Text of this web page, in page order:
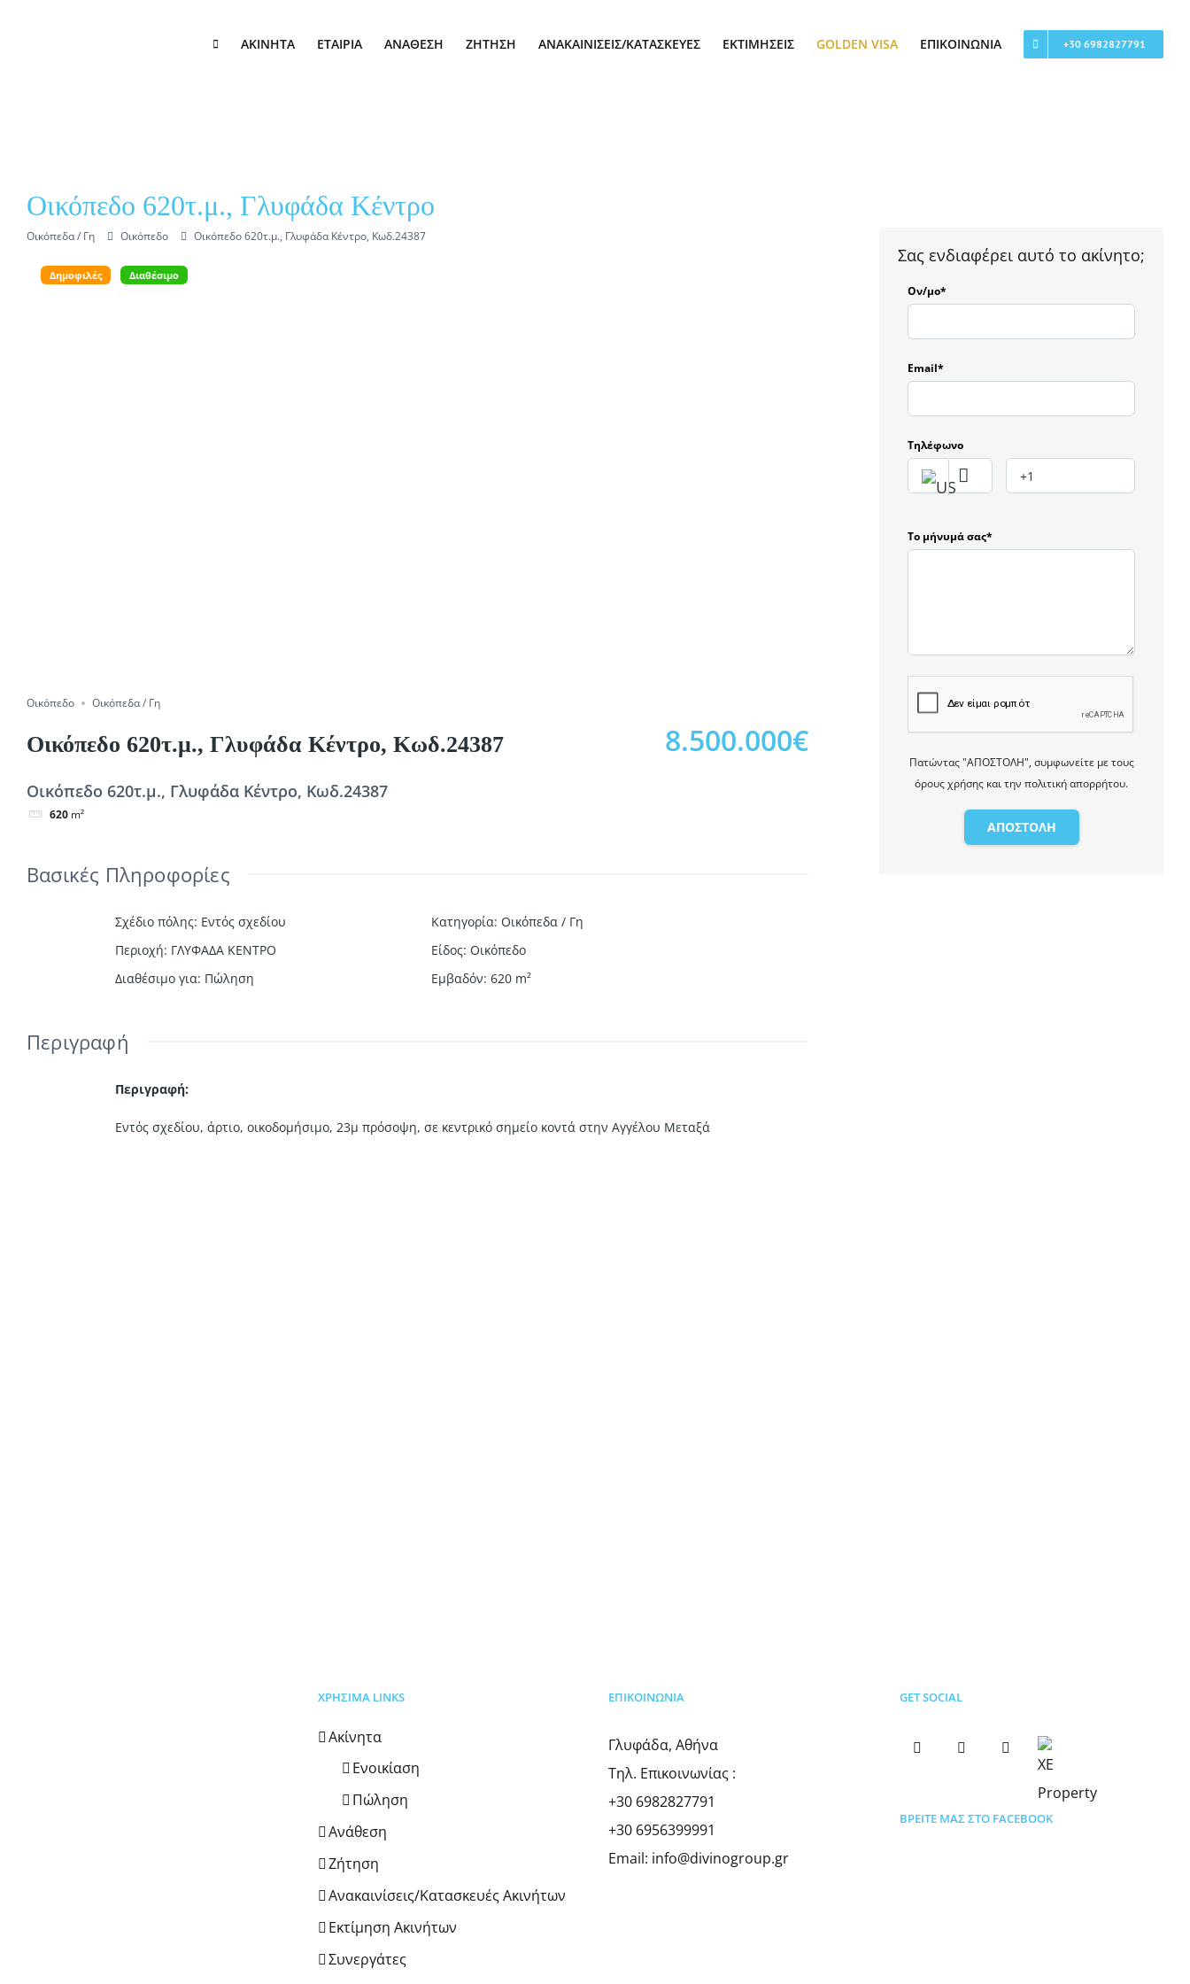
ΑΚΊΝΗΤΑ ΕΤΑΙΡΊΑ ΑΝΆΘΕΣΗ ΖΉΤΗΣΗ ΑΝΑΚΑΙΝΊΣΕΙΣ/ΚΑΤΑΣΚΕΥΈΣ ΕΚΤΙΜΉΣΕΙΣ GOLDEN VISA ΕΠΙΚΟΙΝΩΝΊΑ +30 6982827791
Οικόπεδο 620τ.μ., Γλυφάδα Κέντρο
Οικόπεδα / Γη Οικόπεδο Οικόπεδο 620τ.μ., Γλυφάδα Κέντρο, Κωδ.24387
Δημοφιλές Διαθέσιμο
Οικόπεδο Οικόπεδα / Γη
Οικόπεδο 620τ.μ., Γλυφάδα Κέντρο, Κωδ.24387
Οικόπεδο 620τ.μ., Γλυφάδα Κέντρο, Κωδ.24387
620 m²
8.500.000€
Βασικές Πληροφορίες
Σχέδιο πόλης: Εντός σχεδίου Κατηγορία: Οικόπεδα / Γη
Περιοχή: ΓΛΥΦΑΔΑ ΚΕΝΤΡΟ Είδος: Οικόπεδο
Διαθέσιμο για: Πώληση Εμβαδόν: 620 m²
Περιγραφή
Περιγραφή:
Εντός σχεδίου, άρτιο, οικοδομήσιμο, 23μ πρόσοψη, σε κεντρικό σημείο κοντά στην Αγγέλου Μεταξά
Σας ενδιαφέρει αυτό το ακίνητο;
Ον/μο*
Email*
Τηλέφωνο
Το μήνυμά σας*
Πατώντας "ΑΠΟΣΤΟΛΗ", συμφωνείτε με τους
όρους χρήσης και την πολιτική απορρήτου.
ΑΠΟΣΤΟΛΗ
ΧΡΗΣΙΜΑ LINKS
Ακίνητα
Ενοικίαση
Πώληση
Ανάθεση
Ζήτηση
Ανακαινίσεις/Κατασκευές Ακινήτων
Εκτίμηση Ακινήτων
Συνεργάτες
ΕΠΙΚΟΙΝΩΝΊΑ
Γλυφάδα, Αθήνα
Τηλ. Επικοινωνίας :
+30 6982827791
+30 6956399991
Email: info@divinogroup.gr
GET SOCIAL
ΒΡΕΊΤΕ ΜΑΣ ΣΤΟ FACEBOOK